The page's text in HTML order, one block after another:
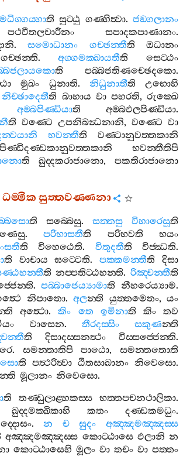
ති සුට‍්ඨු ගණ‍්හිත්‍වා. ජඞ‍්ගලානං
පථවීතලචාරීනං සපාදකපාණානං.
. සමොධානං ගච‍්ඡන‍්තීති
ඔධානං
ගච‍්ඡන‍්ති.අග‍්ගමක‍්ඛායතීති
සෙට‍්ඨං
ති පබ‍්බජතිණච‍්ඡෙදකො.
මුඛං ධුනාති. නිධුනාතීති
උභොහි
නිච‍්ඡාදෙතීති බාහාය වා පහරති,රුක‍්ඛෙ
අම‍්බපිණ‍්ඩියාති අම‍්බඵලපිණ‍්ඩියා.
ති වණ‍්ටෙ උපනිබන්‍ධනානි, වණ‍්ටෙ වා
භවන‍්තීති
වණ‍්ටානුවත‍්තකානි
භවන‍්තීතිපි
ති ඛුද‍්දකරාජානො, පකතිරාජානො
ධම‍්මිකසුත‍්තවණ‍්ණනා
ති සබ‍්බෙසු.සත‍්තසු විහාරෙසූති
. පරිභාසතීති පරිභවති
භයං
ති විහෙඨෙති. විතුදතීති විජ‍්ඣති.
ති වාචාය ඝට‍්ටෙති.පක‍්කමන‍්තීති
දිසා
ති නප‍්පතිට‍්ඨහන‍්ති. රිඤ‍්චන‍්තීති
.පබ‍්බාජෙය්‍යාමාති නීහරෙය්‍යාම.
නිපාතො.අලන‍්ති යුත‍්තමෙතං,යං
අත්‍ථො.කිං තෙ ඉමිනාති කිං
තව
වාසෙන. තීරදස‍්සිං සකුණන‍්ති
ති දිසාදස‍්සනත්‍ථං විස‍්සජ‍්ජෙන‍්ති.
. සමන‍්තාතිපි පාඨො, සමන‍්තතොති
ති පත්‍ථරිත්‍වා ඨිතසාඛානං නිවෙසො.
න‍්ති මූලානං නිවෙසො.
ති තණ‍්ඩුලාළ‍්හකස‍්ස භත‍්තපචනථාලිකා.
ඛුද‍්දමක‍්ඛිකාහි කතං දණ‍්ඩකමධුං.
.න ච සුදං
අඤ‍්ඤමඤ‍්ඤස‍්ස
අඤ‍්ඤමඤ‍්ඤස‍්ස කොට‍්ඨාසෙ ඵලානි න
කොට‍්ඨාසෙහි මූලං වා තචං වා පත‍්තං